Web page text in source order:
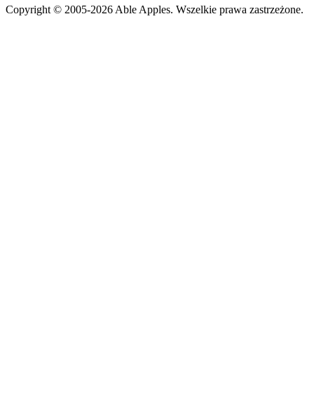
Copyright © 2005-2026 Able Apples. Wszelkie prawa zastrzeżone.